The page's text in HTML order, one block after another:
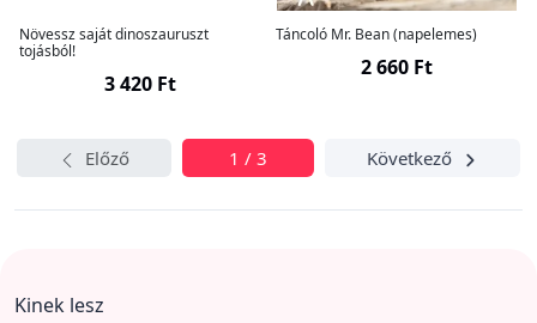
Növessz saját dinoszauruszt
tojásból!
3 420 Ft
Táncoló Mr. Bean (napelemes)
2 660 Ft
Előző 1 / 3 Következő
Kinek lesz